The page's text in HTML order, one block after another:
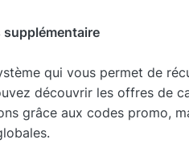
supplémentaire
qui vous permet de
découvrir les offres de
grâce aux codes promo,